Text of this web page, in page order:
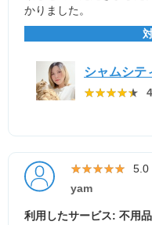
かりました。
シャムシテ
★★★★★
★★★★★
★★★★★
★★★★★ 5.0
yam
利用したサービス: 不用